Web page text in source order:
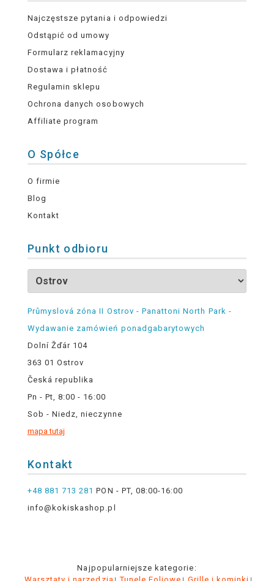
Najczęstsze pytania i odpowiedzi
Odstąpić od umowy
Formularz reklamacyjny
Dostawa i płatność
Regulamin sklepu
Ochrona danych osobowych
Affiliate program
O Spółce
O firmie
Blog
Kontakt
Punkt odbioru
Průmyslová zóna II Ostrov - Panattoni North Park -
Wydawanie zamówień ponadgabarytowych
Dolní Žďár 104
363 01 Ostrov
Česká republika
Pn - Pt, 8:00 - 16:00
Sob - Niedz, nieczynne
mapa tutaj
Kontakt
+48 881 713 281 PON - PT, 08:00-16:00
info@kokiskashop.pl
Najpopularniejsze kategorie: